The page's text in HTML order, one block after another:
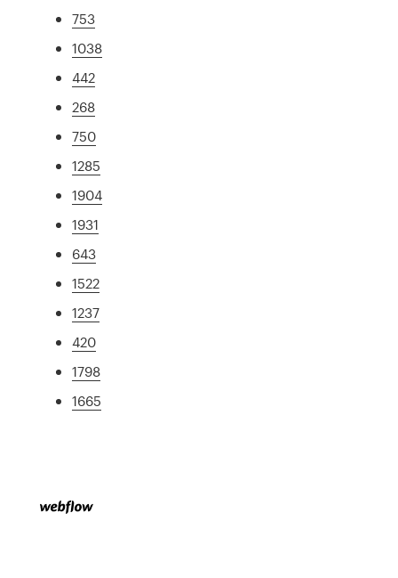
753
1038
442
268
750
1285
1904
1931
643
1522
1237
420
1798
1665